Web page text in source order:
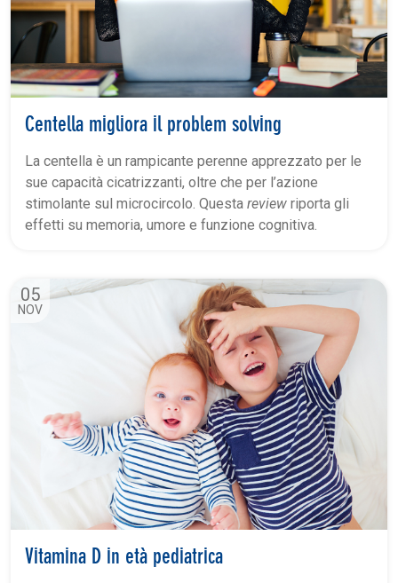
Centella migliora il problem solving
La centella è un rampicante perenne apprezzato per le
sue capacità cicatrizzanti, oltre che per l’azione
stimolante sul microcircolo. Questa review riporta gli
effetti su memoria, umore e funzione cognitiva.
05
NOV
Vitamina D in età pediatrica